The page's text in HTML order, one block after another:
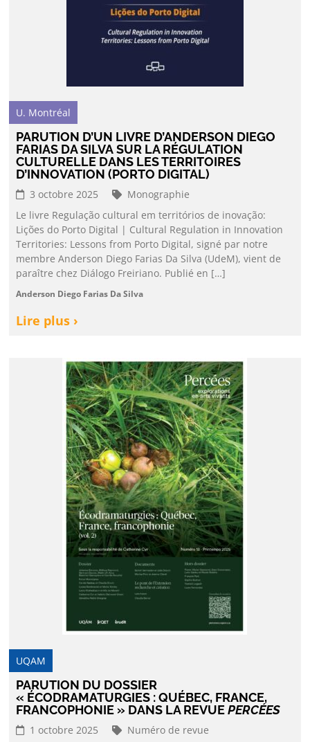
U. Montréal
PARUTION D’UN LIVRE D’ANDERSON DIEGO
FARIAS DA SILVA SUR LA RÉGULATION
CULTURELLE DANS LES TERRITOIRES
D’INNOVATION (PORTO DIGITAL)
3 octobre 2025
Monographie
Le livre Regulação cultural em territórios de inovação:
Lições do Porto Digital | Cultural Regulation in Innovation
Territories: Lessons from Porto Digital, signé par notre
membre Anderson Diego Farias Da Silva (UdeM), vient de
paraître chez Diálogo Freiriano. Publié en […]
Anderson Diego Farias Da Silva
Lire plus ›
UQAM
PARUTION DU DOSSIER
« ÉCODRAMATURGIES : QUÉBEC, FRANCE,
FRANCOPHONIE » DANS LA REVUEPERCÉES
1 octobre 2025 Numéro de revue